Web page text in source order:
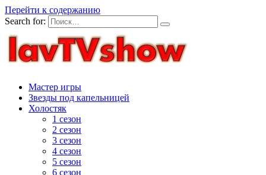
Перейти к содержанию
Search for:
Мастер игры
Звезды под капельницей
Холостяк
1 сезон
2 сезон
3 сезон
4 сезон
5 сезон
6 сезон